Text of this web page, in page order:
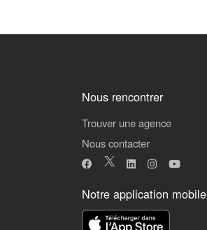
Nous rencontrer
Trouver une agence
Nous contacter
Notre application mobile